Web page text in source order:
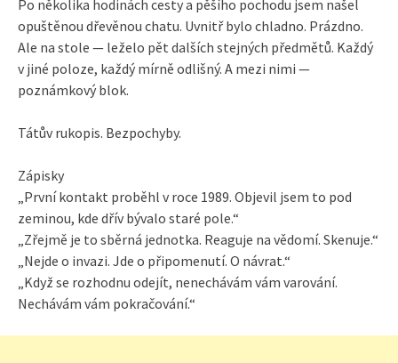
Po několika hodinách cesty a pěšího pochodu jsem našel
opuštěnou dřevěnou chatu. Uvnitř bylo chladno. Prázdno.
Ale na stole — leželo pět dalších stejných předmětů. Každý
v jiné poloze, každý mírně odlišný. A mezi nimi —
poznámkový blok.
Tátův rukopis. Bezpochyby.
Zápisky
„První kontakt proběhl v roce 1989. Objevil jsem to pod
zeminou, kde dřív bývalo staré pole.“
„Zřejmě je to sběrná jednotka. Reaguje na vědomí. Skenuje.“
„Nejde o invazi. Jde o připomenutí. O návrat.“
„Když se rozhodnu odejít, nenechávám vám varování.
Nechávám vám pokračování.“